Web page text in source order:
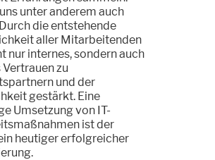
unter anderem auch
die entstehende
aller Mitarbeitenden
nur internes, sondern auch
zu
und der
gestärkt. Eine
Umsetzung von IT-
ist der
heutiger erfolgreicher